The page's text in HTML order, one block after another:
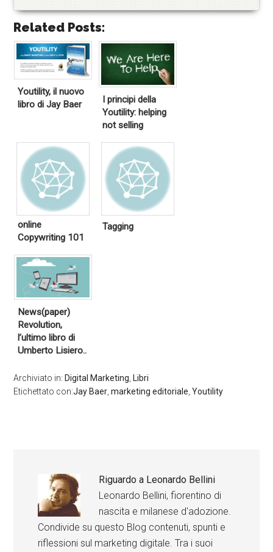
Related Posts:
Youtility, il nuovo
libro di Jay Baer
I principi della
Youtility: helping
not selling
online
Copywriting 101
Tagging
News(paper)
Revolution,
l’ultimo libro di
Umberto Lisiero..
Archiviato in: Digital Marketing Libri
Etichettato con:Jay Baer ,marketing editoriale ,Youtility
Riguardo a Leonardo Bellini
Leonardo Bellini, fiorentino di
nascita e milanese d'adozione.
Condivide su questo Blog contenuti, spunti e
riflessioni sul marketing digitale. Tra i suoi